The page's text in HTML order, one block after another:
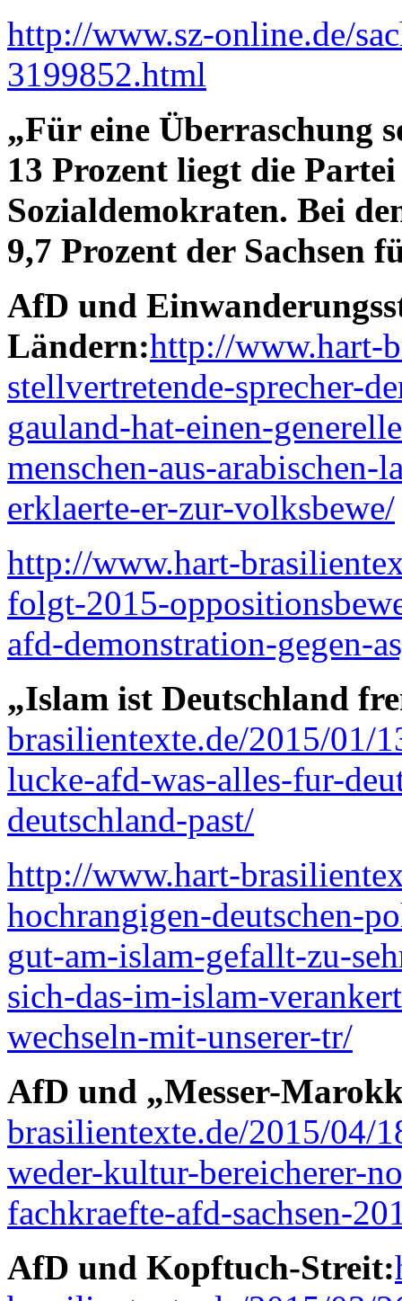
http://www.sz-online.de/
3199852.html
„Für eine Überraschung
13 Prozent liegt die
Sozialdemokraten. Bei
9,7 Prozent der Sachsen
AfD und
Ländern:http://www.hart-
stellvertretende-sprecher-
gauland-hat-einen-
menschen-aus-
erklaerte-er-zur-volksbewe/
http://www.hart-
folgt-2015-
afd-demonstration-gegen-
„Islam ist Deutschland
brasilientexte.de/2015/01/
lucke-afd-was-alles-fur-
deutschland-past/
http://www.hart-
hochrangigen-deutschen-
gut-am-islam-gefallt-zu-
sich-das-im-islam-
wechseln-mit-unserer-tr/
AfD und „Messer-
brasilientexte.de/2015/04/
weder-kultur-bereicherer-
fachkraefte-afd-sachsen-
AfD und Kopftuch-Streit: